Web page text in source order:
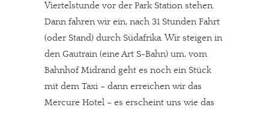
Viertelstunde vor der Park Station stehen.
Dann fahren wir ein, nach 31 Stunden Fahrt
(oder Stand) durch Südafrika. Wir steigen in
den Gautrain (eine Art S-Bahn) um, vom
Bahnhof Midrand geht es noch ein Stück
mit dem Taxi – dann erreichen wir das
Mercure Hotel – es erscheint uns wie das